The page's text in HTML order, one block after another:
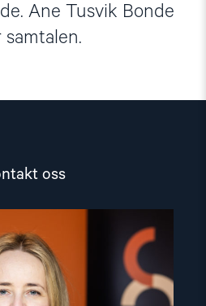
Ane Tusvik Bonde
oss
"Mina
Wikshåland
Skouen"